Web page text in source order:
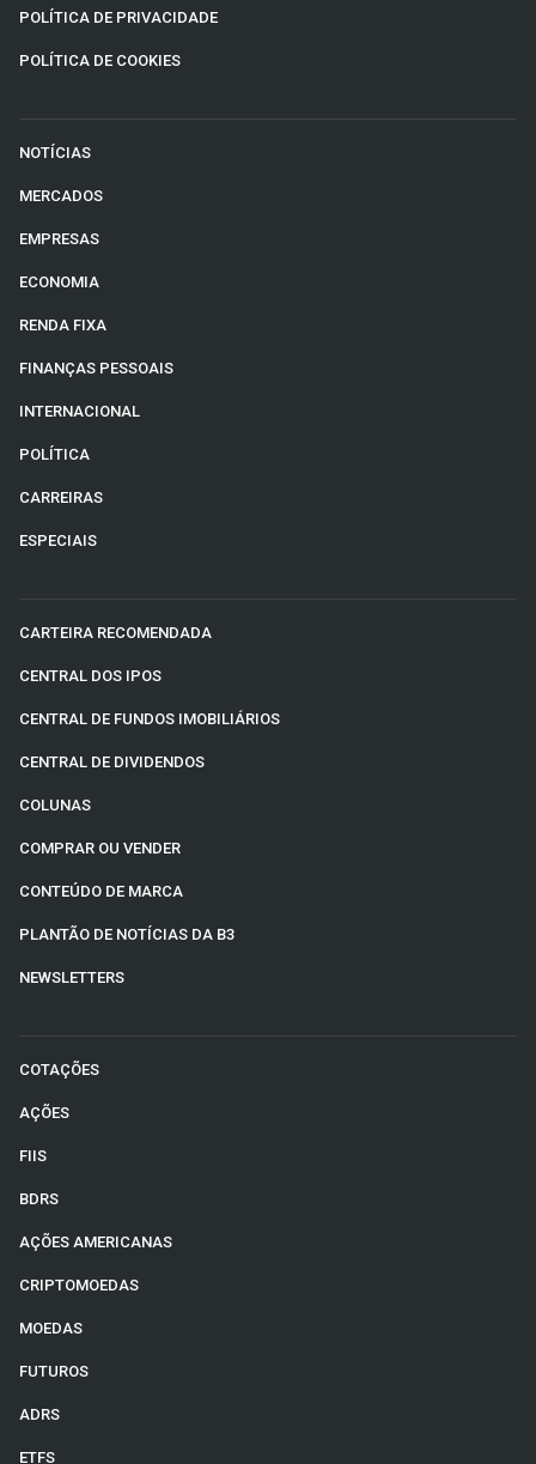
POLÍTICA DE PRIVACIDADE
POLÍTICA DE COOKIES
NOTÍCIAS
MERCADOS
EMPRESAS
ECONOMIA
RENDA FIXA
FINANÇAS PESSOAIS
INTERNACIONAL
POLÍTICA
CARREIRAS
ESPECIAIS
CARTEIRA RECOMENDADA
CENTRAL DOS IPOS
CENTRAL DE FUNDOS IMOBILIÁRIOS
CENTRAL DE DIVIDENDOS
COLUNAS
COMPRAR OU VENDER
CONTEÚDO DE MARCA
PLANTÃO DE NOTÍCIAS DA B3
NEWSLETTERS
COTAÇÕES
AÇÕES
FIIS
BDRS
AÇÕES AMERICANAS
CRIPTOMOEDAS
MOEDAS
FUTUROS
ADRS
ETFS